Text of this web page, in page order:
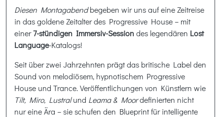
Diesen Montagabendbegeben wir uns auf eine Zeitreise
in das goldene Zeitalter des Progressive House – mit
einer7-stündigen Immersiv-Sessiondes legendären Lost
Language-Katalogs!
Seit über zwei Jahrzehnten prägt das britische Label den
Sound von melodiösem, hypnotischem Progressive
House und Trance. Veröffentlichungen von Künstlern wie
Tilt, Miro, Lustralund Leama & Moordefinierten nicht
nur eine Ära – sie schufen den Blueprint für intelligente